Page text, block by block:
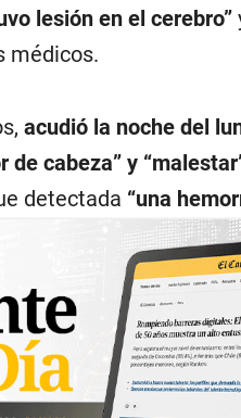
lesión en el cerebro”
médicos.
acudió la noche del
cabeza” y
detectada “una